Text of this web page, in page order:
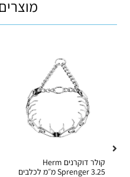
קולר דוקרנים Herm
Sprenger 3.25 מ״מ לכלבים